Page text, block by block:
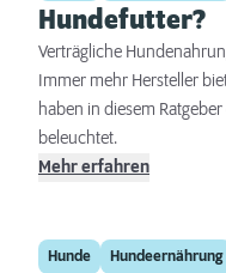
Hundefutter?
Verträgliche
Immer mehr Hersteller
haben in diesem
beleuchtet.
Mehr erfahren
Hunde Hundeernährung
Mein Hund